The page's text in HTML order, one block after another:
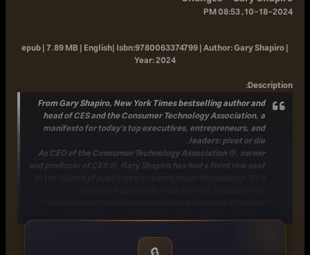
10-18-2024, 08:53 PM
epub | 7.89 MB | English|Isbn:9780063374799 |Author:Gary Shapiro |
Year:2024
Description
:
From Gary Shapiro, New York Times bestselling author and
head of CES and the Consumer Technology Association, a
manifesto for today's top executives, entrepreneurs, and
leaders: pivot or die.
As CEO of the Consumer Technology Association ®, owner
and producer of CES ®, Gary Shapiro has had a front row seat